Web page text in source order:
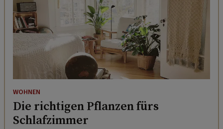
WOHNEN
Die richtigen Pflanzen fürs
Schlafzimmer